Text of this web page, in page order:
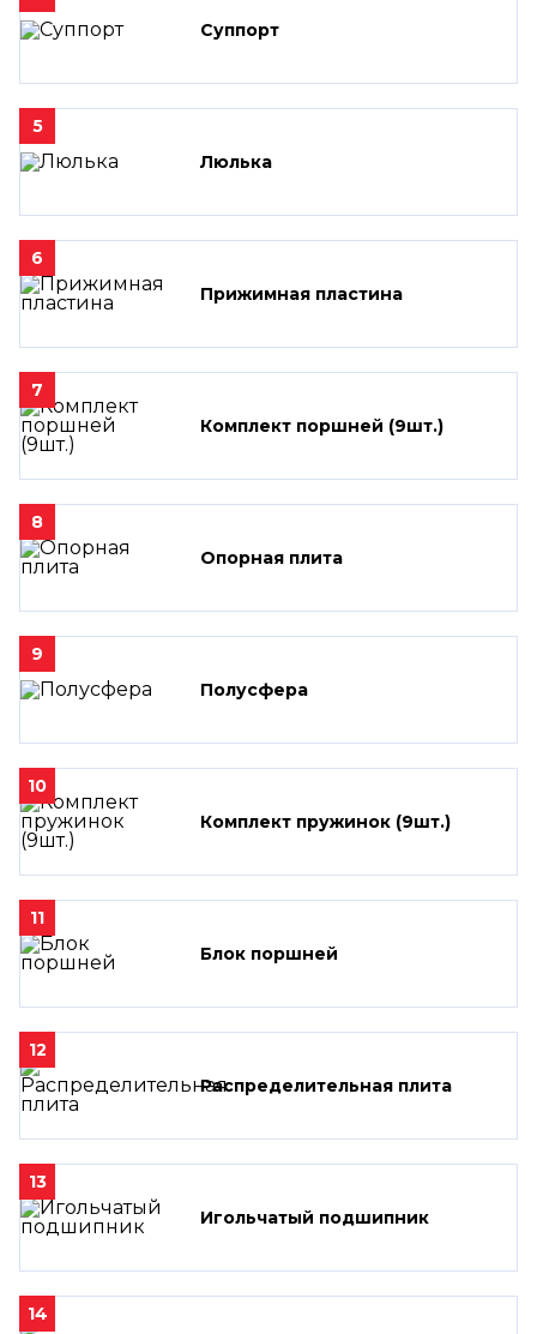
Суппорт
5
Люлька
6
Прижимная пластина
7
Комплект поршней (9шт.)
8
Опорная плита
9
Полусфера
10
Комплект пружинок (9шт.)
11
Блок поршней
12
Распределительная плита
13
Игольчатый подшипник
14